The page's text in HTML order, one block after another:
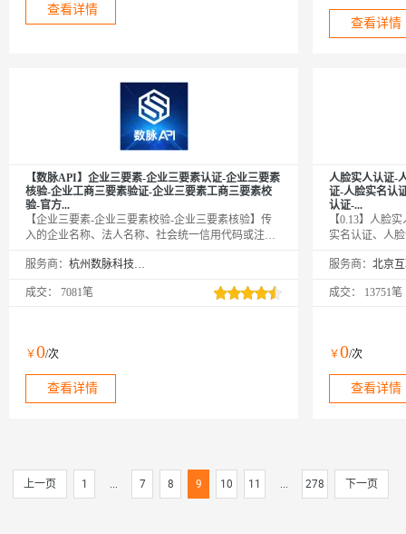
查看详情
查看详情
【数脉API】企业三要素-企业三要素认证-企业三要素
核验-企业工商三要素验证-企业三要素工商三要素校
验-官方...
【企业三要素-企业三要素校验-企业三要素核验】传
入的企业名称、法人名称、社会统一信用代码或注册
接口，实时校验结果，可支持高并发，24h技术专家在
务，欢迎采购咨询享5折优惠！9年老店◆口碑商家◆
服务商： 杭州数脉科技有限公司
成交： 7081笔
￥0/次
查看详情
人脸实人认证-
证-人脸实名认
认证-...
【0.13】人脸
实名认证、人
三要素、人证
权威系统对比。
服务商：
成交： 13751笔
￥0/次
查看详情
上一页 1 ... 7 8 9 10 11 ... 278 下一页